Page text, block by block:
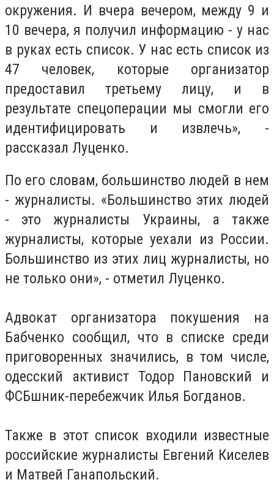
окружения. И вчера вечером, между 9 и
10 вечера, я получил информацию - у нас
в руках есть список. У нас есть список из
47 человек, которые организатор
предоставил третьему лицу, и в
результате спецоперации мы смогли его
идентифицировать и извлечь», -
рассказал Луценко.
По его словам, большинство людей в нем
- журналисты. «Большинство этих людей
- это журналисты Украины, а также
журналисты, которые уехали из России.
Большинство из этих лиц журналисты, но
не только они», - отметил Луценко.
Адвокат организатора покушения на
Бабченко сообщил, что в списке среди
приговоренных значились, в том числе,
одесский активист Тодор Пановский и
ФСБшник-перебежчик Илья Богданов.
Также в этот список входили известные
российские журналисты Евгений Киселев
и Матвей Ганапольский.